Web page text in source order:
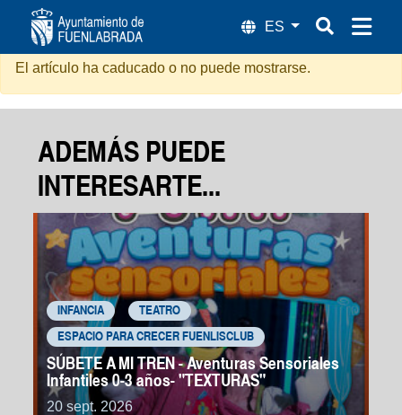
Sangre en los Tacones
El artículo ha caducado o no puede mostrarse.
ADEMÁS PUEDE
INTERESARTE...
INFANCIA TEATRO
ESPACIO PARA CRECER FUENLISCLUB
SÚBETE A MI TREN - Aventuras Sensoriales
Infantiles 0-3 años- "TEXTURAS"
20 sept. 2026